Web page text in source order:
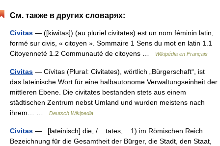
См. также в других словарях:
Civitas — ([kiwitas]) (au pluriel civitates) est un nom féminin latin,
formé sur civis, « citoyen ». Sommaire 1 Sens du mot en latin 1.1
Citoyenneté 1.2 Communauté de citoyens …
Wikipédia en Français
Civitas — Cívitas (Plural: Civitates), wörtlich „Bürgerschaft“, ist
das lateinische Wort für eine halbautonome Verwaltungseinheit der
mittleren Ebene. Die civitates bestanden stets aus einem
städtischen Zentrum nebst Umland und wurden meistens nach
ihrem… …
Deutsch Wikipedia
Civitas — [lateinisch] die, /... tates, 1) im Römischen Reich
Bezeichnung für die Gesamtheit der Bürger, die Stadt, den Staat,